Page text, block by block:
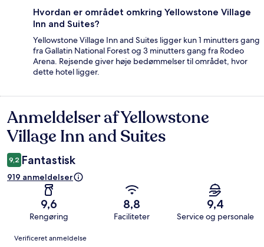
Hvordan er området omkring Yellowstone Village
Inn and Suites?
Yellowstone Village Inn and Suites ligger kun 1 minutters gang
fra Gallatin National Forest og 3 minutters gang fra Rodeo
Arena. Rejsende giver høje bedømmelser til området, hvor
dette hotel ligger.
Anmeldelser
Anmeldelser af Yellowstone
Village Inn and Suites
9,2 Fantastisk
919 anmeldelser
9,6
Rengøring
8,8
Faciliteter
9,4
Service og personale
Anmeldelser
Verificeret anmeldelse